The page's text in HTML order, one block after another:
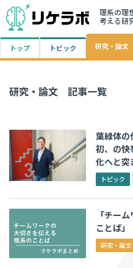
理系の理
考える研
トップ トピック 研究・論文
研究・論文 記事一覧
葉緑体の
初、の快
化へと突
す「世の
トピック
「チー
ことば」
研究・論文